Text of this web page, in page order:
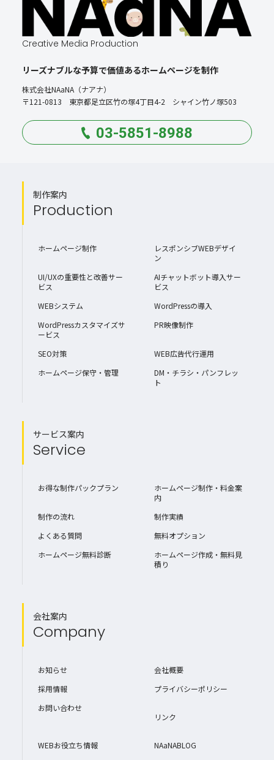
Creative Media Production
リーズナブルな予算で価値あるホームページを制作
株式会社NAaNA（ナアナ）
〒121-0813 東京都足立区竹の塚4丁目4-2 シャイン竹ノ塚503
03-5851-8988
制作案内
Production
ホームページ制作
レスポンシブWEBデザイ
ン
UI/UXの重要性と改善サー
ビス
AIチャットボット導入サー
ビス
WEBシステム
WordPressの導入
WordPressカスタマイズサ
ービス
PR映像制作
SEO対策
WEB広告代行運用
ホームページ保守・管理
DM・チラシ・パンフレッ
ト
サービス案内
Service
お得な制作パックプラン
ホームページ制作・料金案
内
制作の流れ
制作実績
よくある質問
無料オプション
ホームページ無料診断
ホームページ作成・無料見
積り
会社案内
Company
お知らせ
会社概要
採用情報
プライバシーポリシー
お問い合わせ
リンク
WEBお役立ち情報 NAaNABLOG